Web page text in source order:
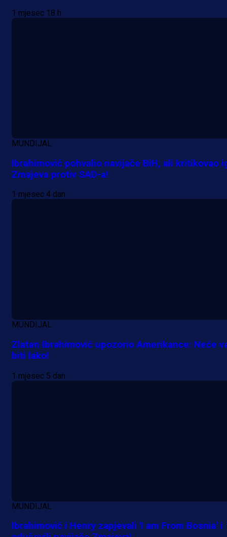
1 dan 12 h
1 mjesec 18 h
MUNDIJAL
Ibrahimović pohvalio navijače BiH, ali kritikovao
Zmajeva protiv SAD-a!
1 mjesec 4 dan
MUNDIJAL
Zlatan Ibrahimović upozorio Amerikance: Neće
biti lako!
1 mjesec 5 dan
MUNDIJAL
Ibrahimović i Henry zapjevali 'I am From Bosnia' i